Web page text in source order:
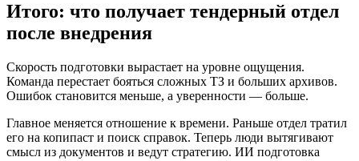
Итого: что получает тендерный отдел
после внедрения
Скорость подготовки вырастает на уровне ощущения.
Команда перестает бояться сложных ТЗ и больших архивов.
Ошибок становится меньше, а уверенности — больше.
Главное меняется отношение к времени. Раньше отдел тратил
его на копипаст и поиск справок. Теперь люди вытягивают
смысл из документов и ведут стратегию. ИИ подготовка